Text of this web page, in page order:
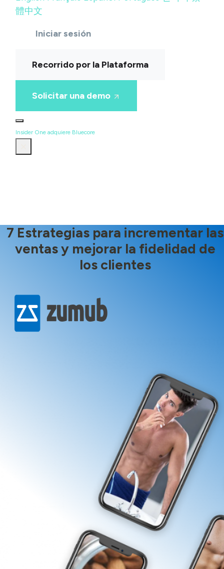
體中文
Iniciar sesión
Recorrido por la Plataforma
Solicitar una demo
Insider One adquiere Bluecore
7 Estrategias para incrementar las
ventas y mejorar la fidelidad de
los clientes